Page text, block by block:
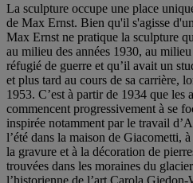
La sculpture occupe une place
de Max Ernst. Bien qu'il s'agisse
Max Ernst ne pratique la sculpture
au milieu des années 1930, au
réfugié de guerre et qu’il avait un
et plus tard au cours de sa carrière,
1953. C’est à partir de 1934 que les
commencent progressivement à se
inspirée notamment par le travail
l’été dans la maison de Giacometti,
la gravure et à la décoration de
trouvées dans les moraines du
l’historienne de l’art Carola